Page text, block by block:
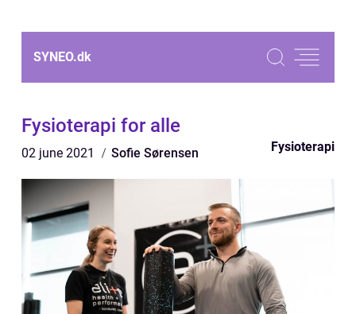
SYNEO.dk
Fysioterapi for alle
02 june 2021 Sofie Sørensen Fysioterapi